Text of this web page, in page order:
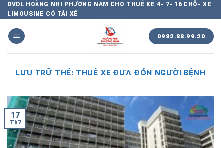
Chuyển
đến
nội
dung
DVDL HOÀNG NHI PHƯƠNG NAM CHO THUÊ XE 4- 7- 16 CHỖ- XE
LIMOUSINE CÓ TÀI XẾ
0982.88.99.20
LƯU TRỮ THẺ: THUÊ XE ĐƯA ĐÓN NGƯỜI BỆNH
17
Th7